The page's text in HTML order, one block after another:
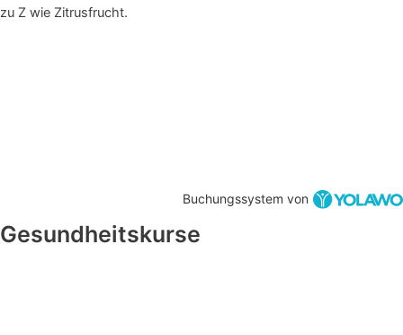
zu Z wie Zitrusfrucht.
Buchungssystem von
Gesundheitskurse